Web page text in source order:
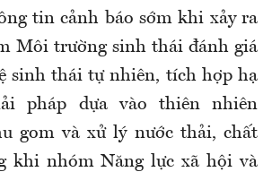
tin cảnh báo sớm khi xảy ra
Môi trường sinh thái đánh giá
sinh thái tự nhiên, tích hợp hạ
pháp dựa vào thiên nhiên
gom và xử lý nước thải, chất
khi nhóm Năng lực xã hội và